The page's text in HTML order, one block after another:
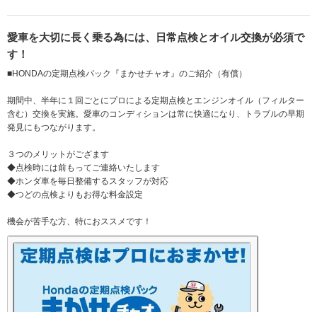
愛車を大切に長く乗る為には、日常点検とオイル交換が必須で
す！
■HONDAの定期点検パック『まかせチャオ』のご紹介（有償）
期間中、半年に１回ごとにプロによる定期点検とエンジンオイル（フィルター
含む）交換を実施。愛車のコンディションは常に快適になり、トラブルの早期
発見にもつながります。
３つのメリットがござます
◆点検時には前もってご連絡いたします
◆ホンダ車を毎日整備するスタッフが対応
◆つどの点検よりもお得な料金設定
機会が苦手な方、特におススメです！